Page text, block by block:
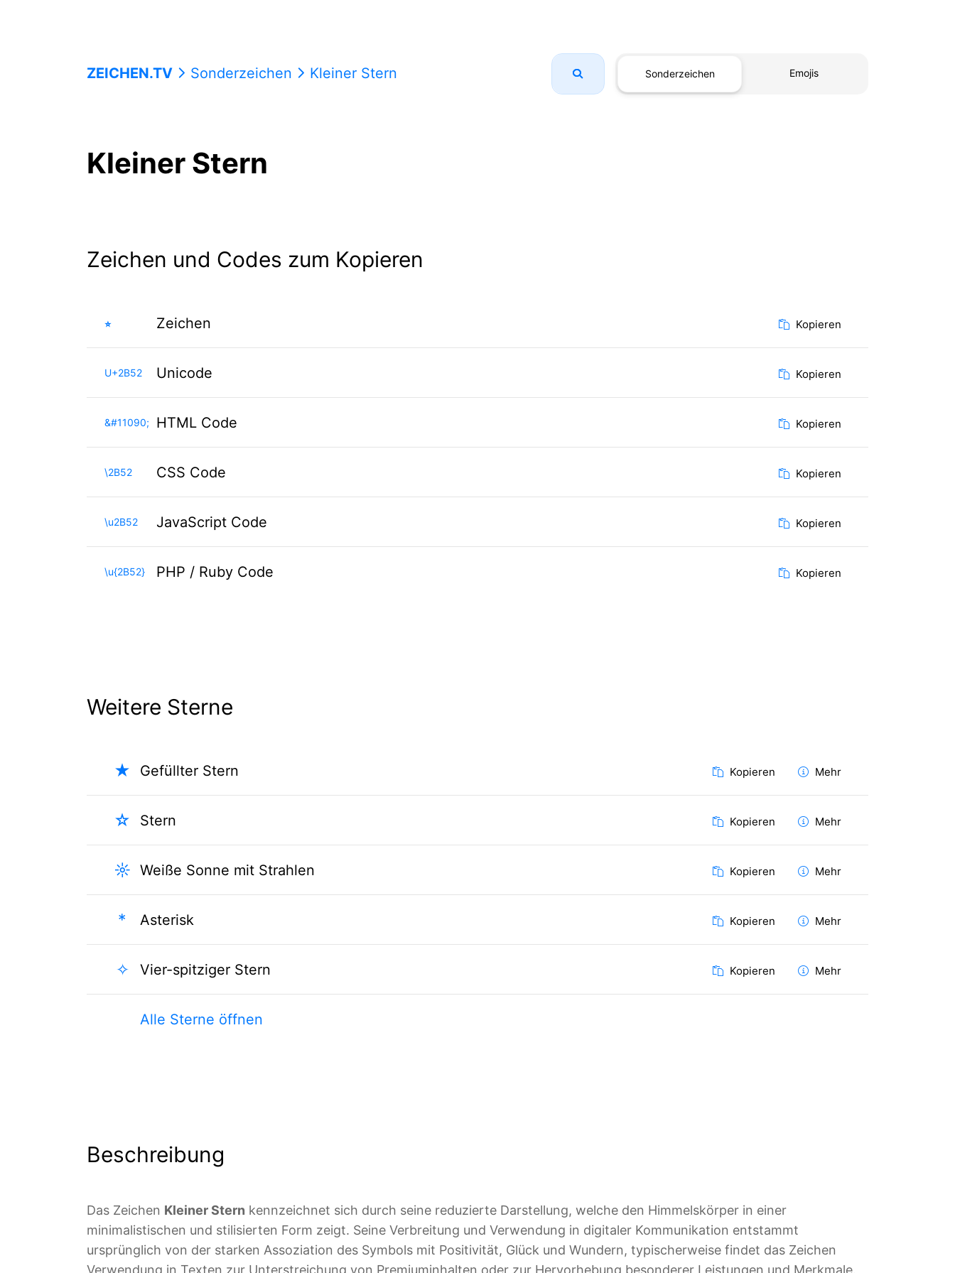
ZEICHEN.TV Sonderzeichen Kleiner Stern Sonderzeichen Emojis
Kleiner Stern
Zeichen und Codes zum Kopieren
⭒ Zeichen Kopieren
U+2B52 Unicode Kopieren
&#11090; HTML Code Kopieren
\2B52 CSS Code Kopieren
\u2B52 JavaScript Code Kopieren
\u{2B52} PHP / Ruby Code Kopieren
Weitere Sterne
★ Gefüllter Stern Kopieren Mehr
☆ Stern Kopieren Mehr
☼ Weiße Sonne mit Strahlen Kopieren Mehr
* Asterisk Kopieren Mehr
✧ Vier-spitziger Stern Kopieren Mehr
Alle Sterne öffnen
Beschreibung
Das Zeichen Kleiner Stern kennzeichnet sich durch seine reduzierte Darstellung, welche den Himmelskörper in einer
minimalistischen und stilisierten Form zeigt. Seine Verbreitung und Verwendung in digitaler Kommunikation entstammt
ursprünglich von der starken Assoziation des Symbols mit Positivität, Glück und Wundern, typischerweise findet das Zeichen
Verwendung in Texten zur Unterstreichung von Premiuminhalten oder zur Hervorhebung besonderer Leistungen und Merkmale.